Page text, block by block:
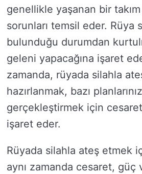
genellikle yaşanan bir takım
sorunları temsil eder. Rüya
bulunduğu durumdan
geleni yapacağına işaret
zamanda, rüyada silahla
hazırlanmak, bazı
gerçekleştirmek için
işaret eder.
Rüyada silahla ateş etmek
aynı zamanda cesaret, güç